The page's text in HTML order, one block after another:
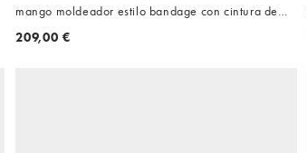
mango moldeador estilo bandage con cintura de
pico y cuello halter
209,00 €